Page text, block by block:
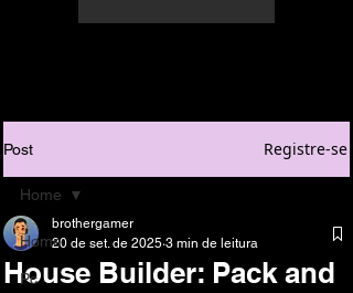
Post Registre-se
Home
Pc
Home
House Builder: Pack and
brothergamer
20 de set. de 2025 3 min de leitura